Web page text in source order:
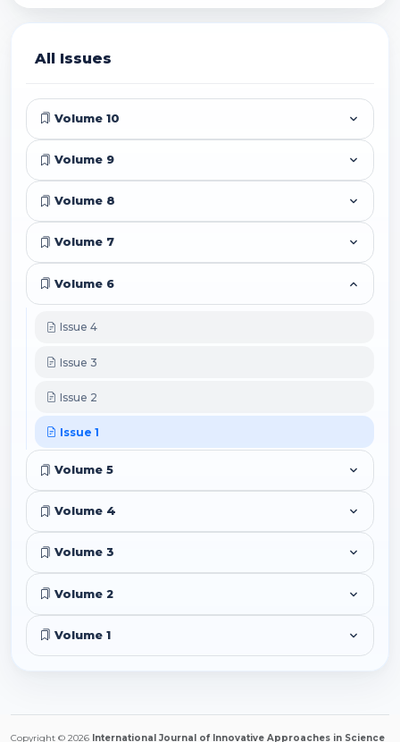
All Issues
Volume 10
Volume 9
Volume 8
Volume 7
Volume 6
Issue 4
Issue 3
Issue 2
Issue 1
Volume 5
Volume 4
Volume 3
Volume 2
Volume 1
Copyright © 2026 International Journal of Innovative Approaches in Science